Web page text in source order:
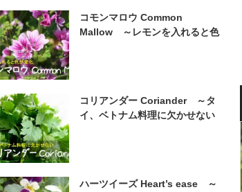
コモンマロウ Common
Mallow ～レモンを入れると色
コリアンダー Coriander ～タ
イ、ベトナム料理に欠かせない
ハーツイーズ Heart’s ease ～